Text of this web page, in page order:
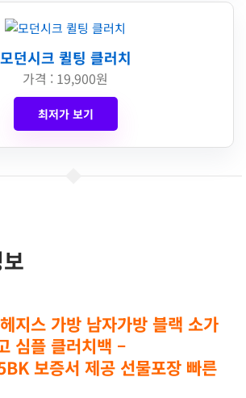
모던시크 퀼팅 클러치
가격 : 19,900원
최저가 보기
지스 가방 남자가방 블랙 소가
심플 클러치백 –
보증서 제공 선물포장 빠른